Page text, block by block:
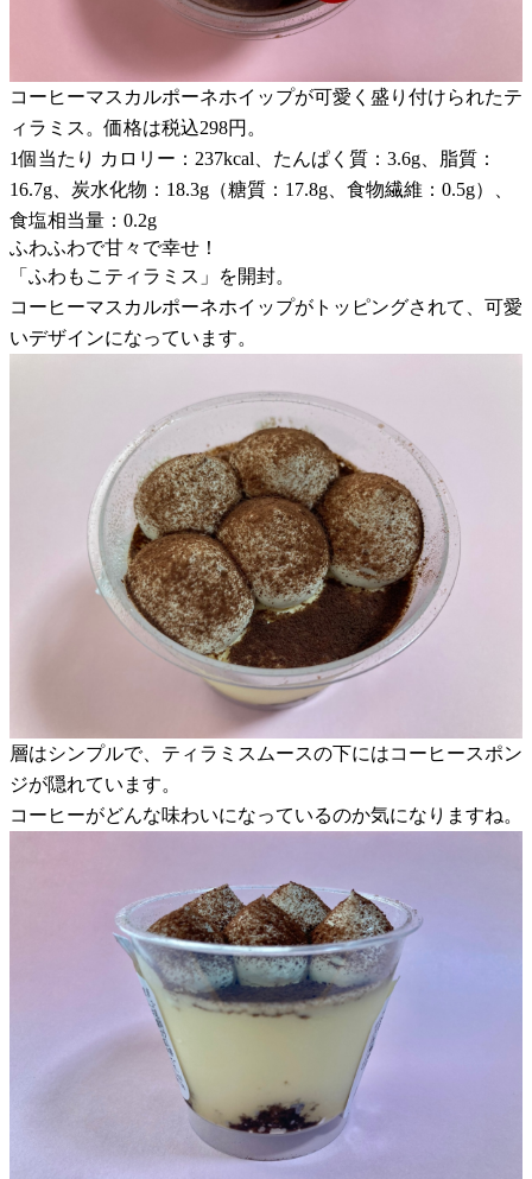
コーヒーマスカルポーネホイップが可愛く盛り付けられたテ
ィラミス。価格は税込298円。
1個当たり カロリー：237kcal、たんぱく質：3.6g、脂質：
16.7g、炭水化物：18.3g（糖質：17.8g、食物繊維：0.5g）、
食塩相当量：0.2g
ふわふわで甘々で幸せ！
「ふわもこティラミス」を開封。
コーヒーマスカルポーネホイップがトッピングされて、可愛
いデザインになっています。
層はシンプルで、ティラミスムースの下にはコーヒースポン
ジが隠れています。
コーヒーがどんな味わいになっているのか気になりますね。